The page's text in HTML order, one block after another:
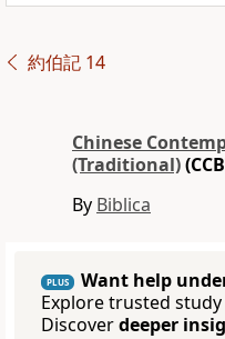
約伯記 14
Chinese
(Traditional)
By Biblica
PLUS
Want help
Explore trusted
Discoverdeeper